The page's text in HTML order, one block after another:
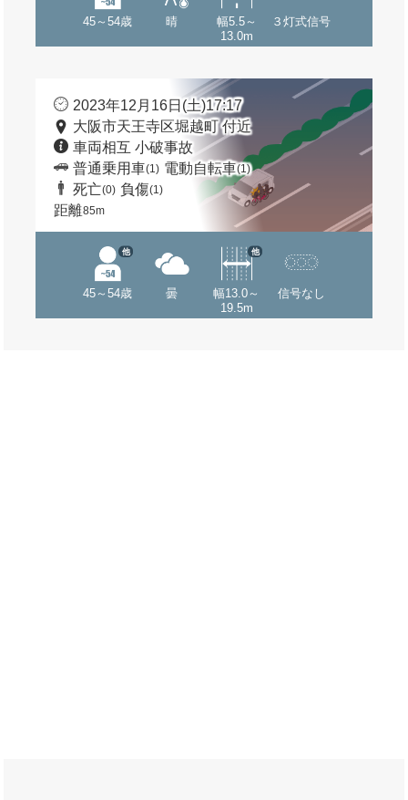
45～54歳 晴
幅5.5～
13.0m
３灯式信号
2023年12月16日(土)17:17
大阪市天王寺区堀越町 付近
車両相互 小破事故
普通乗用車(1) 電動自転車(1)
死亡(0) 負傷(1)
距離85m
45～54歳
他
曇
幅13.0～
19.5m
他
信号なし